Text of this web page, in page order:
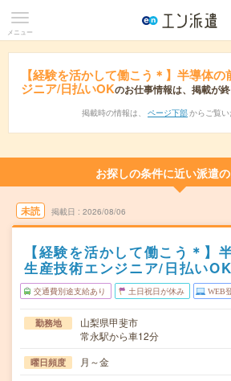
メニュー
【経験を活かして働こう＊】半導体
ジニア/日払いOKのお仕事情報は、掲載が
掲載時の情報は、 ページ下部 からご覧い
お探しの条件に近い派遣
未読 掲載日 2026/08/06
【経験を活かして働こう＊】
生産技術エンジニア/日払いOK
交通費別途支給あり 土日祝日が休み WEB
勤務地
山梨県甲斐市
常永駅から車12分
曜日頻度 月～金